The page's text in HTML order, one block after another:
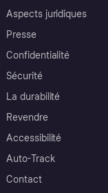
Aspects juridiques
Presse
Confidentialité
Sécurité
La durabilité
Revendre
Accessibilité
Auto-Track
Contact